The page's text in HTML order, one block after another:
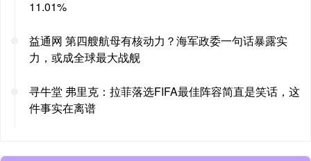
11.01%
益通网 第四艘航母有核动力？海军政委一句话暴露实
力，或成全球最大战舰
寻牛堂 弗里克：拉菲落选FIFA最佳阵容简直是笑话，这
件事实在离谱